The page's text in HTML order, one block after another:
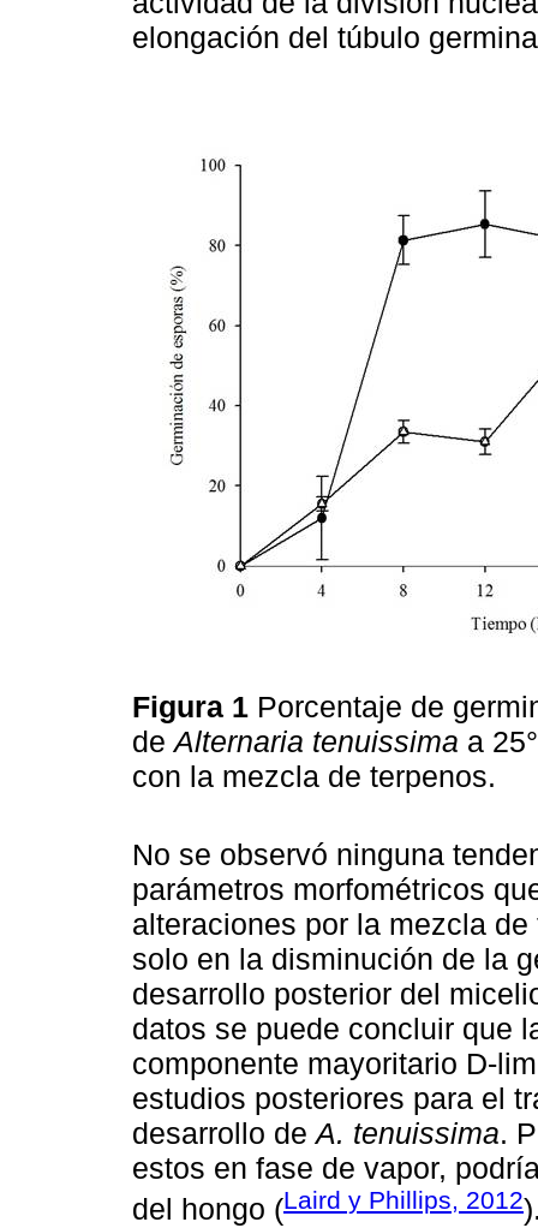
elongación del túbulo
Figura 1 Porcentaje de
deAlternaria tenuissima a
con la mezcla de terpenos.
No se observó ninguna
parámetros morfométricos
alteraciones por la mezcla de
solo en la disminución de la
desarrollo posterior del
datos se puede concluir que
componente mayoritario D-
estudios posteriores para el
desarrollo deA. tenuissima.
estos en fase de vapor,
del hongo (Laird y Phillips, 2012